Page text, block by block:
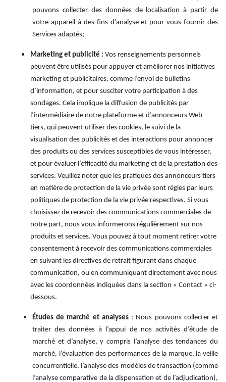
pouvons collecter des données de localisation à partir de
votre appareil à des fins d’analyse et pour vous fournir des
Services adaptés;
Marketing et publicité : Vos renseignements personnels
peuvent être utilisés pour appuyer et améliorer nos initiatives
marketing et publicitaires, comme l’envoi de bulletins
d’information, et pour susciter votre participation à des
sondages. Cela implique la diffusion de publicités par
l’intermédiaire de notre plateforme et d’annonceurs Web
tiers, qui peuvent utiliser des cookies, le suivi de la
visualisation des publicités et des interactions pour annoncer
des produits ou des services susceptibles de vous intéresser,
et pour évaluer l’efficacité du marketing et de la prestation des
services. Veuillez noter que les pratiques des annonceurs tiers
en matière de protection de la vie privée sont régies par leurs
politiques de protection de la vie privée respectives. Si vous
choisissez de recevoir des communications commerciales de
notre part, nous vous informerons régulièrement sur nos
produits et services. Vous pouvez à tout moment retirer votre
consentement à recevoir des communications commerciales
en suivant les directives de retrait figurant dans chaque
communication, ou en communiquant directement avec nous
avec les coordonnées indiquées dans la section « Contact » ci-
dessous.
Études de marché et analyses: Nous pouvons collecter et
traiter des données à l’appui de nos activités d’étude de
marché et d’analyse, y compris l’analyse des tendances du
marché, l’évaluation des performances de la marque, la veille
concurrentielle, l’analyse des modèles de transaction (comme
l’analyse comparative de la dispensation et de l’adjudication),